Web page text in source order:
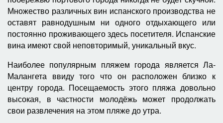
Множество различных вин испанского производства не
оставят равнодушным ни одного отдыхающего или
постоянно проживающего здесь посетителя. Испанские
вина имеют свой неповторимый, уникальный вкус.
Наиболее популярным пляжем города является Ла-
Малангета ввиду того что он расположен близко к
центру города. Посещаемость этого пляжа довольно
высокая, в частности молодёжь может продолжать
свои развлечения на этом пляже до утра.